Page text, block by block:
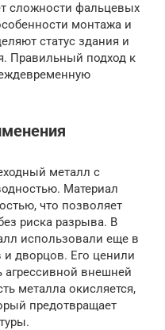
сложности фальцевых
монтажа и
статус здания и
Правильный подход к
металл с
Материал
что позволяет
риска разрыва. В
использовали еще в
дворцов. Его ценили
агрессивной внешней
металла окисляется,
предотвращает